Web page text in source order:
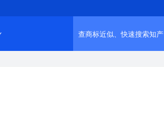
查商标近似、快速搜索知产